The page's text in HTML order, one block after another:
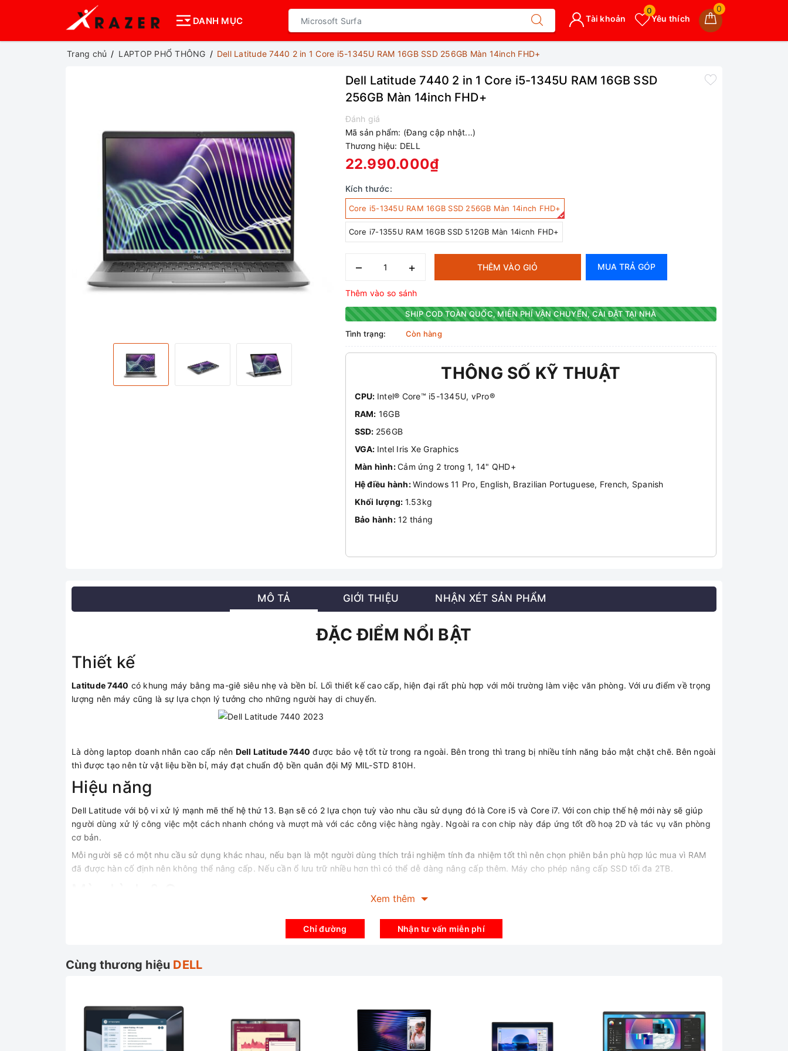
DANH MỤC
0
Yêu thích
0
Tài khoản
Trang chủ LAPTOP PHỔ THÔNG Dell Latitude 7440 2 in 1 Core i5-1345U RAM 16GB SSD 256GB Màn 14inch FHD+
Dell Latitude 7440 2 in 1 Core i5-1345U RAM 16GB SSD
256GB Màn 14inch FHD+
Đánh giá
Mã sản phẩm: (Đang cập nhật...)
Thương hiệu: DELL
22.990.000₫
Kích thước:
Core i5-1345U RAM 16GB SSD 256GB Màn 14inch FHD+
Core i7-1355U RAM 16GB SSD 512GB Màn 14icnh FHD+
– + THÊM VÀO GIỎ MUA TRẢ GÓP
Thêm vào so sánh
SHIP COD TOÀN QUỐC, MIỄN PHÍ VẬN CHUYỂN, CÀI ĐẶT TẠI NHÀ
Tình trạng: Còn hàng
THÔNG SỐ KỸ THUẬT
CPU: Intel® Core™ i5-1345U, vPro®
RAM: 16GB
SSD: 256GB
VGA: Intel Iris Xe Graphics
Màn hình:Cảm ứng 2 trong 1, 14" QHD+
Hệ điều hành:Windows 11 Pro, English, Brazilian Portuguese, French, Spanish
Khối lượng: 1.53kg
Bảo hành:12 tháng
MÔ TẢ GIỚI THIỆU NHẬN XÉT SẢN PHẨM
ĐẶC ĐIỂM NỔI BẬT
Thiết kế
Latitude 7440 có khung máy bằng ma-giê siêu nhẹ và bền bỉ. Lối thiết kế cao cấp, hiện đại rất phù hợp với môi trường làm việc văn phòng. Với ưu điểm về trọng
lượng nên máy cũng là sự lựa chọn lý tưởng cho những người hay di chuyển.
Là dòng laptop doanh nhân cao cấp nên Dell Latitude 7440 được bảo vệ tốt từ trong ra ngoài. Bên trong thì trang bị nhiều tính năng bảo mật chặt chẽ. Bên ngoài
thì được tạo nên từ vật liệu bền bỉ, máy đạt chuẩn độ bền quân đội Mỹ MIL-STD 810H.
Hiệu năng
Dell Latitude với bộ vi xử lý mạnh mẽ thế hệ thứ 13. Bạn sẽ có 2 lựa chọn tuỳ vào nhu cầu sử dụng đó là Core i5 và Core i7. Với con chip thế hệ mới này sẽ giúp
người dùng xử lý công việc một cách nhanh chóng và mượt mà với các công việc hàng ngày. Ngoài ra con chip này đáp ứng tốt đồ hoạ 2D và tác vụ văn phòng
cơ bản.
Mỗi người sẽ có một nhu cầu sử dụng khác nhau, nếu bạn là một người dùng thích trải nghiệm tính đa nhiệm tốt thì nên chọn phiên bản phù hợp lúc mua vì RAM
đã được hàn cố định nên không thể nâng cấp. Nếu cần ổ lưu trữ nhiều hơn thì có thể dễ dàng nâng cấp thêm. Máy cho phép nâng cấp SSD tối đa 2TB.
cải thiện hơn đời trước, độ sáng 300 nits và công nghệ ComfortView Plus được TUV chứng nhận để giảm ánh sáng xanh có hại cho mắt.
Âm thanh
Chất lượng ấm thanh có thể nói là được cải tiến thành công, cho âm thanh trong trẻo, bắt tai. Được đánh giá là chất lượng tốt nhất từ trước tới nay trong dòng
7000 Series. Với hai hoa được bố trí ở phần trên và phần dưới đem lại âm bass lớn hơn 15% so với các thế hệ trước.
Xem thêm
Chỉ đường Nhận tư vấn miễn phí
Cùng thương hiệu DELL